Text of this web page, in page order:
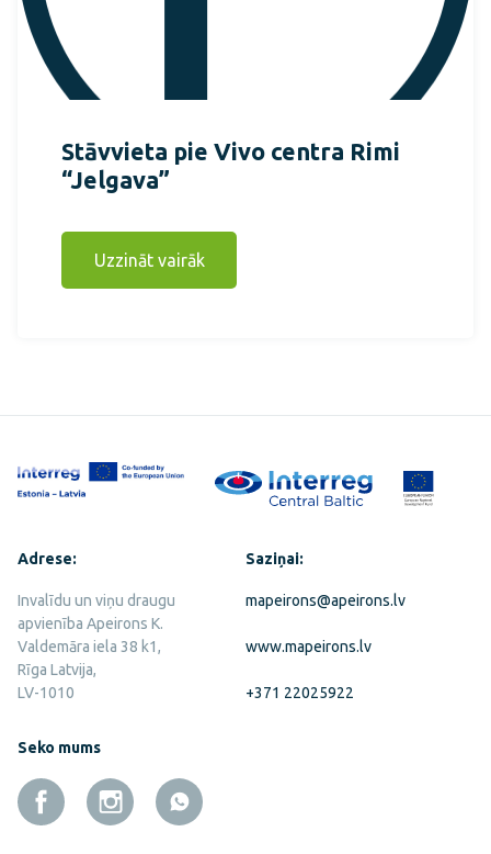
Stāvvieta pie Vivo centra Rimi
“Jelgava”
Uzzināt vairāk
Adrese:
Invalīdu un viņu draugu
apvienība Apeirons K.
Valdemāra iela 38 k1,
Rīga Latvija,
LV-1010
Saziņai:
mapeirons@apeirons.lv
www.mapeirons.lv
+371 22025922
Seko mums